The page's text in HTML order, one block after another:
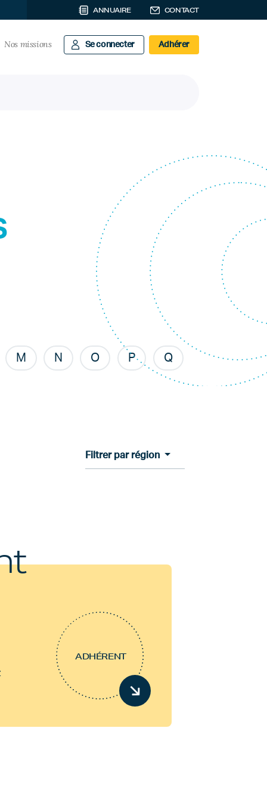
ANNUAIRE CONTACT
Nos missions Se connecter Adhérer
M N O P Q
Filtrer par région
ADHÉRENT